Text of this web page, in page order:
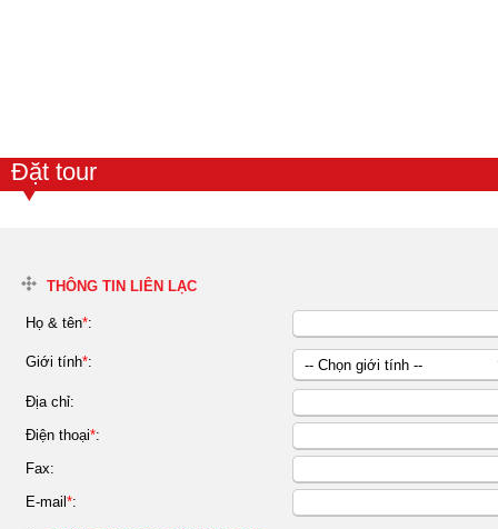
Đặt tour
THÔNG TIN LIÊN LẠC
Họ & tên*:
Giới tính*:
-- Chọn giới tính --
Địa chỉ:
Điện thoại*:
Fax:
E-mail *: